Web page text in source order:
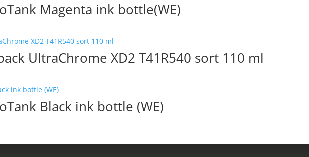
Magenta ink bottle(WE)
UltraChrome XD2 T41R540 sort 110 ml
Black ink bottle (WE)